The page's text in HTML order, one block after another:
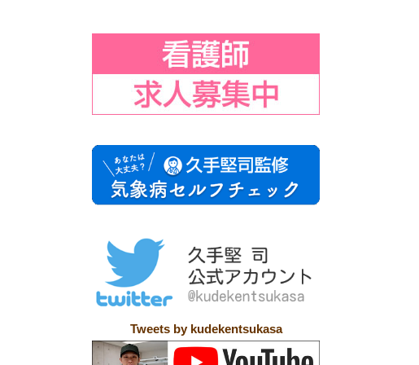
Tweets by kudekentsukasa